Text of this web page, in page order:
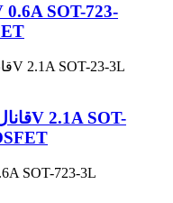
SOT-723-